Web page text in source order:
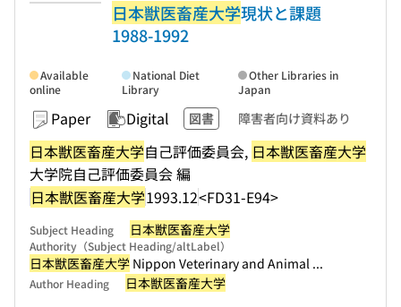
日本獣医畜産大学現状と課題
1988-1992
Paper Digital 図書 障害者向け資料あり
日本獣医畜産大学自己評価委員会, 日本獣医畜産大学
大学院自己評価委員会 編
日本獣医畜産大学1993.12<FD31-E94>
Available
online
National Diet
Library
Other Libraries in
Japan
Subject Heading 日本獣医畜産大学
Authority（Subject Heading/altLabel）
日本獣医畜産大学 Nippon Veterinary and Animal ...
Author Heading 日本獣医畜産大学